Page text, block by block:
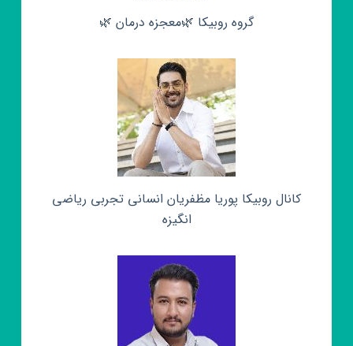
گروه روبیکا 🌿معجزه درمان 🌿
کانال روبیکا پوریا مظفریان انسانی تجربی ریاضی
انگیزه